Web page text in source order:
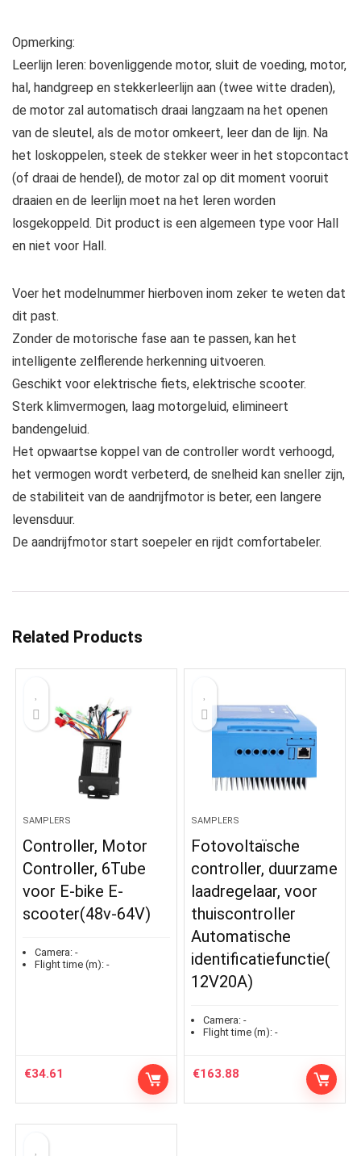
Opmerking:
Leerlijn leren: bovenliggende motor, sluit de voeding, motor,
hal, handgreep en stekkerleerlijn aan (twee witte draden),
de motor zal automatisch draai langzaam na het openen
van de sleutel, als de motor omkeert, leer dan de lijn. Na
het loskoppelen, steek de stekker weer in het stopcontact
(of draai de hendel), de motor zal op dit moment vooruit
draaien en de leerlijn moet na het leren worden
losgekoppeld. Dit product is een algemeen type voor Hall
en niet voor Hall.
Voer het modelnummer hierboven inom zeker te weten dat
dit past.
Zonder de motorische fase aan te passen, kan het
intelligente zelflerende herkenning uitvoeren.
Geschikt voor elektrische fiets, elektrische scooter.
Sterk klimvermogen, laag motorgeluid, elimineert
bandengeluid.
Het opwaartse koppel van de controller wordt verhoogd,
het vermogen wordt verbeterd, de snelheid kan sneller zijn,
de stabiliteit van de aandrijfmotor is beter, een langere
levensduur.
De aandrijfmotor start soepeler en rijdt comfortabeler.
Related Products
SAMPLERS
Controller, Motor
Controller, 6Tube
voor E-bike E-
scooter(48v-64V)
Camera: -
Flight time (m): -
€34.61
SAMPLERS
Fotovoltaïsche
controller, duurzame
laadregelaar, voor
thuiscontroller
Automatische
identificatiefunctie(
12V20A)
Camera: -
Flight time (m): -
€163.88